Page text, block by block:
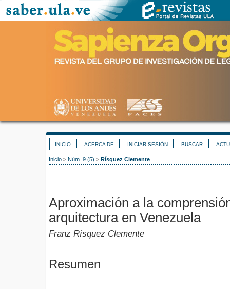
INICIO ACERCA DE INICIAR SESIÓN BUSCAR
Inicio > Núm. 9 (5) > Rísquez Clemente
Aproximación a la
arquitectura en Venezuela
Franz Rísquez Clemente
Resumen